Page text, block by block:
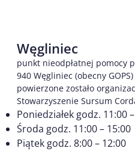
Węgliniec
punkt nieodpłatnej pomocy
940 Węgliniec (obecny
powierzone zostało
Stowarzyszenie Sursum
Poniedziałek godz. 11:00
Środa godz. 11:00 – 15:00
Piątek godz. 8:00 – 12:00